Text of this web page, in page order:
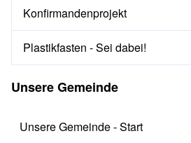
Konfirmandenprojekt
Plastikfasten - Sei dabei!
Unsere Gemeinde
Unsere Gemeinde - Start